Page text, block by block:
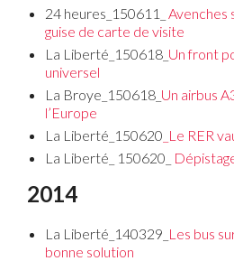
24 heures_150611_ Avenches
guise de carte de visite
La Liberté_150618_ Un front
universel
La Broye_150618_ Un airbus
l’Europe
La Liberté_150620 _Le RER
La Liberté_ 150620_
2014
La Liberté_140329_ Les bus
bonne solution